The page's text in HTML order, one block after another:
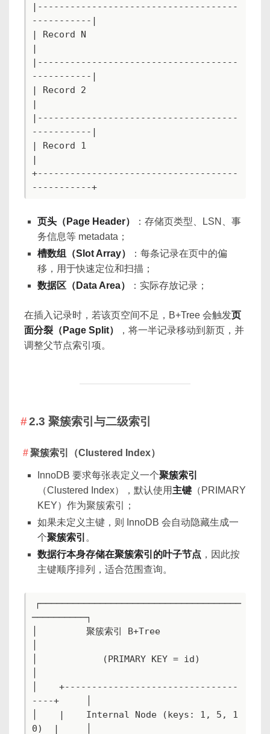
|-------------------------------------
-----------|
| Record N
|
|-------------------------------------
-----------|
| Record 2
|
|-------------------------------------
-----------|
| Record 1
|
+-------------------------------------
-----------+
页头（Page Header）
：存储页类型、LSN、事
务信息等 metadata；
槽数组（Slot Array）
：每条记录在页中的偏
移，用于快速定位和扫描；
数据区（Data Area）
：实际存放记录；
在插入记录时，若该页空间不足，B+Tree 会触发页
面分裂（Page Split）
，将一半记录移动到新页，并
调整父节点索引项。
2.3 聚簇索引与二级索引
聚簇索引（Clustered Index）
InnoDB 要求每张表定义一个聚簇索引
（Clustered Index），默认使用 主键 （PRIMARY
KEY）作为聚簇索引；
如果未定义主键，则 InnoDB 会自动隐藏生成一
个聚簇索引 。
数据行本身存储在聚簇索引的叶子节点 ，因此按
主键顺序排列，适合范围查询。
┌─────────────────────────────────────
──────────┐
│         聚簇索引 B+Tree
│            (PRIMARY KEY = id)
│    +--------------------------------
----+     │
│    |    Internal Node (keys: 1, 5, 1
0)  |     │